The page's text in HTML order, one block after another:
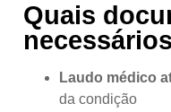
Quais
Laudo médico
da condição